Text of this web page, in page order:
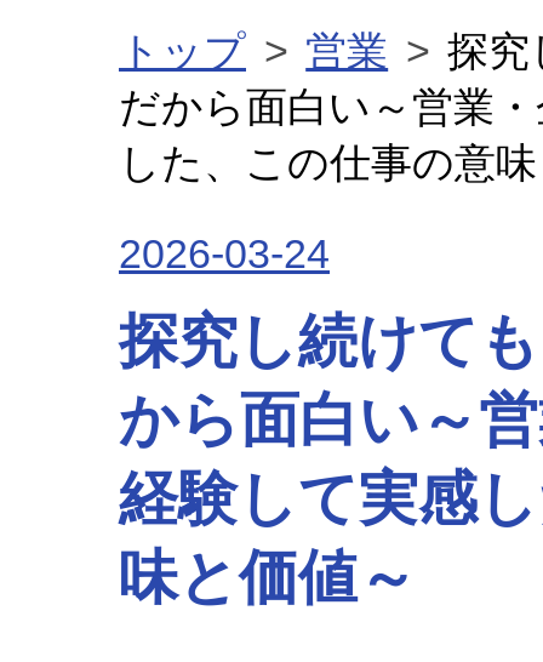
トップ > 営業 > 探究
だから面白い～営業
した、この仕事の意
2026-03-24
探究し続けて
から面白い～
経験して実感
味と価値～